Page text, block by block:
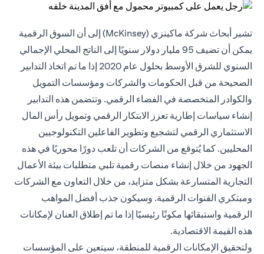
تشير أبحاث شركة ماكينزي (McKinsey) إلى أن السوق الرقمية
يمكن أن تضيف 95 مليار دولار سنويًا إلى الناتج المحلي الإجمالي
السنوي للشرق الأوسط بحلول عام 2020 إذا ما تم اتخاذ التدابير
الصحيحة من قبل الحكومات والشركات ومؤسسات التمويل
والكوادر المتخصصة في الفضاء الرقمي. وتتضمن هذه التدابير
إنشاء سياسات إطارية تعزز الابتكار الرقمي وتمويل رأس المال
الاستثماري الرقمي لتشجيع وتطوير الفاعلين التكنولوجيين
المحليين. كما يُتوقع من الشركات أن تلعب دورًا محوريًا في هذه
الجهود من خلال إنشاء منصات رقمية تلبي متطلبات بيئة الأعمال
التجارية المتسارعة بشكل متزايد، من خلال التعاون مع الشركات
ومبتكري القنوات الرقمية. وسيكون جذب أفضل المواهب
الرقمية واستبقائها مكونًا رئيسيًا إذا ما تم إطلاق العنان لإمكانات
هذه القيمة الاقتصادية.
ولتحقيق الإمكانات الرقمية للمنطقة، سيتعين على المؤسسات